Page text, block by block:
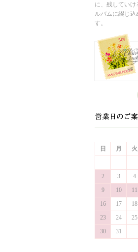
に、残してい
ルバムに綴じ込
す。
日
月 火
2
3 4
9
10 11
16
17 18
23
24 25
30
31